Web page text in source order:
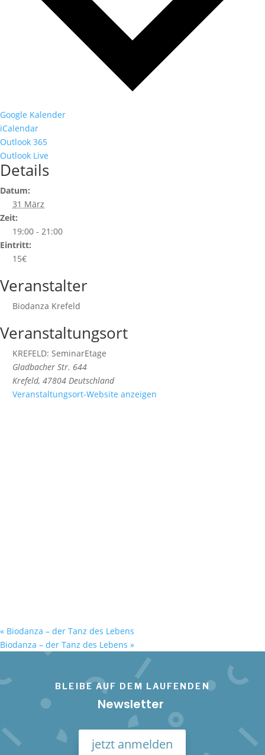
Google Kalender
iCalendar
Outlook 365
Outlook Live
Details
Datum:
31 März
Zeit:
19:00 - 21:00
Eintritt:
15€
Veranstalter
Biodanza Krefeld
Veranstaltungsort
KREFELD: SeminarEtage
Gladbacher Str. 644
Krefeld, 47804 Deutschland
Veranstaltungsort-Website anzeigen
« Biodanza – der Tanz des Lebens
Biodanza – der Tanz des Lebens »
BLEIBE AUF DEM LAUFENDEN
Newsletter
jetzt anmelden